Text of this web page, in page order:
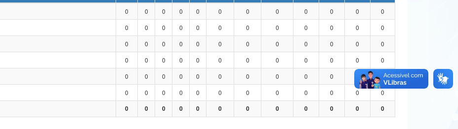
0 0 0 0 0 0 0 0 0 0 0
0
0 0 0 0 0 0 0 0 0 0 0
0
0 0 0 0 0 0 0 0 0 0 0
0
0 0 0 0 0 0 0 0 0 0 0
0
0 0 0 0 0 0 0 0 0 0
0
0 0 0 0 0 0 0 0 0 0 0
0
0 0 0 0 0 0 0 0 0 0 0 0